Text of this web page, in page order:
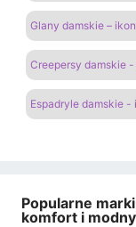
Glany damskie –
Creepersy damskie
Espadryle damskie -
Popularne
komfort i